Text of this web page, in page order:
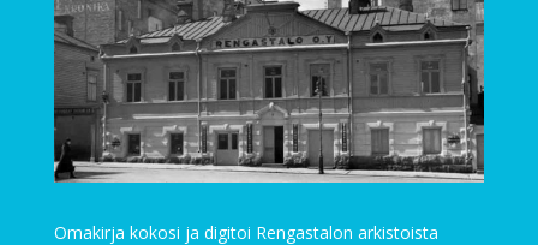
Omakirja kokosi ja digitoi Rengastalon arkistoista